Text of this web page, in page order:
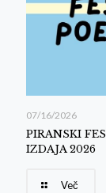
07/16/2026
PIRANSKI
IZDAJA 2026
Več